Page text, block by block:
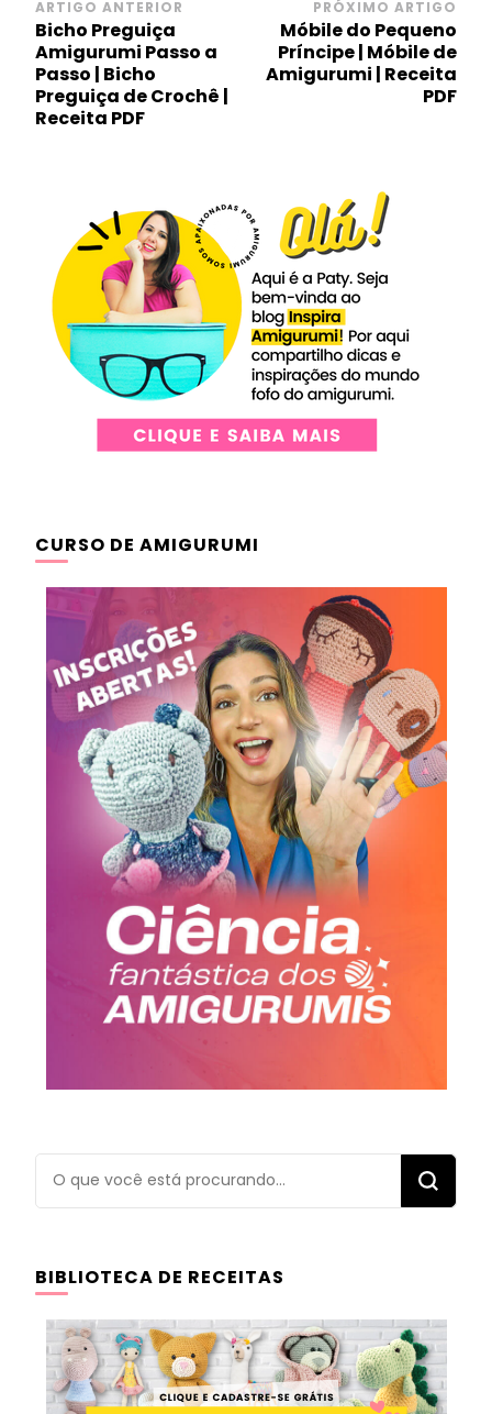
Navegação
de
post
ARTIGO ANTERIOR
Bicho Preguiça
Amigurumi Passo a
Passo | Bicho
Preguiça de Crochê |
Receita PDF
PRÓXIMO ARTIGO
Móbile do Pequeno
Príncipe | Móbile de
Amigurumi | Receita
PDF
CURSO DE AMIGURUMI
Procurando
algo?
BIBLIOTECA DE RECEITAS